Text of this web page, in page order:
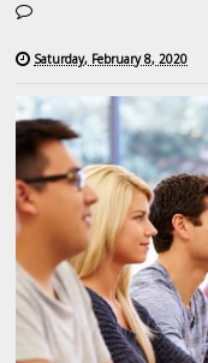
Saturday, February 8, 2020